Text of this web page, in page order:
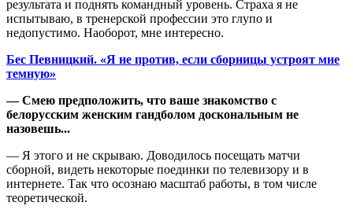
результата и поднять командный уровень. Страха я не
испытываю, в тренерской профессии это глупо и
недопустимо. Наоборот, мне интересно.
Бес Певницкий. «Я не против, если сборницы устроят мне
темную»
— Смею предположить, что ваше знакомство с
белорусским женским гандболом доскональным не
назовешь...
— Я этого и не скрываю. Доводилось посещать матчи
сборной, видеть некоторые поединки по телевизору и в
интернете. Так что осознаю масштаб работы, в том числе
теоретической.